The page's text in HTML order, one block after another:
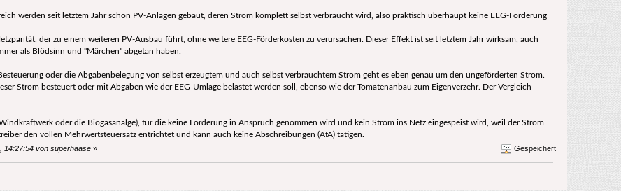
werden seit letztem Jahr schon PV-Anlagen gebaut, deren Strom komplett selbst verbraucht wird, also praktisch überhaupt keine EEG-Förderung
der zu einem weiteren PV-Ausbau führt, ohne weitere EEG-Förderkosten zu verursachen. Dieser Effekt ist seit letztem Jahr wirksam, auch
als Blödsinn und "Märchen" abgetan haben.
oder die Abgabenbelegung von selbst erzeugtem und auch selbst verbrauchtem Strom geht es eben genau um den ungeförderten Strom.
Strom besteuert oder mit Abgaben wie der EEG-Umlage belastet werden soll, ebenso wie der Tomatenanbau zum Eigenverzehr. Der Vergleich
oder die Biogasanalge), für die keine Förderung in Anspruch genommen wird und kein Strom ins Netz eingespeist wird, weil der Strom
den vollen Mehrwertsteuersatz entrichtet und kann auch keine Abschreibungen (AfA) tätigen.
14:27:54 von superhaase» Gespeichert